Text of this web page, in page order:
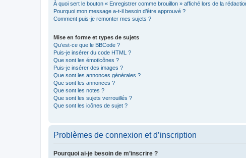
À quoi sert le bouton « Enregistrer comme brouillon » affiché lors de la
Pourquoi mon message a-t-il besoin d’être approuvé ?
Comment puis-je remonter mes sujets ?
Mise en forme et types de sujets
Qu’est-ce que le BBCode ?
Puis-je insérer du code HTML ?
Que sont les émoticônes ?
Puis-je insérer des images ?
Que sont les annonces générales ?
Que sont les annonces ?
Que sont les notes ?
Que sont les sujets verrouillés ?
Que sont les icônes de sujet ?
Problèmes de connexion et d’inscription
Pourquoi ai-je besoin de m’inscrire ?